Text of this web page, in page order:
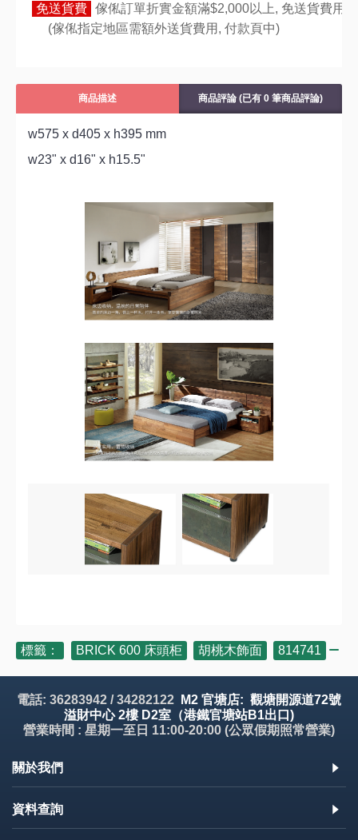
免送貨費 傢俬訂單折實金額滿$2,000以上, 免送貨費用,
(傢俬指定地區需額外送貨費用, 付款頁中)
商品描述 商品評論 (已有 0 筆商品評論)
w575 x d405 x h395 mm
w23" x d16" x h15.5"
標籤： BRICK 600 床頭柜 胡桃木飾面 814741
電話: 36283942 / 34282122
M2 官塘店: 觀塘開源道72號
溢財中心 2樓 D2室（港鐵官塘站B1出口)
營業時間 : 星期一至日 11:00-20:00 (公眾假期照常營業)
關於我們
資料查詢